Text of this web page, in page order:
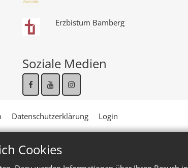
Cookies
Erzbistum Bamberg
Soziale Medien
Datenschutzerklärung Login